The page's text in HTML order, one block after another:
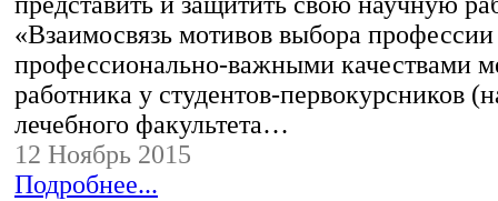
«Взаимосвязь мотивов выбора профессии
профессионально-важными качествами
работника у студентов-первокурсников
лечебного факультета…
12 Ноябрь 2015
Подробнее...